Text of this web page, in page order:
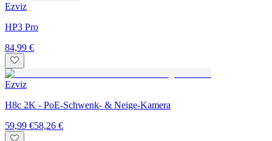
Ezviz
HP3 Pro
84,99 €
Ezviz
H8c 2K - PoE-Schwenk- & Neige-Kamera
59,99 €58,26 €